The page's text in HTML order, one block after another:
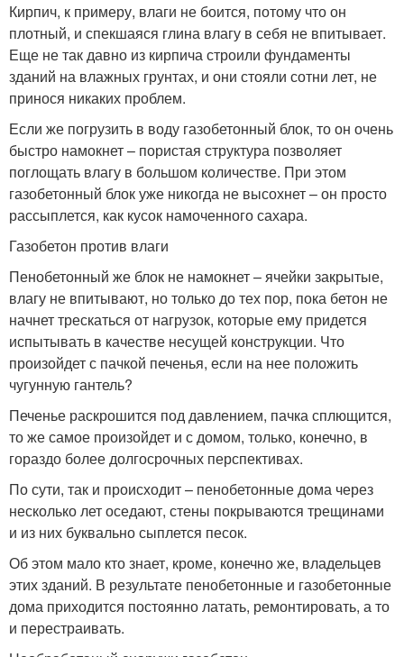
Кирпич, к примеру, влаги не боится, потому что он
плотный, и спекшаяся глина влагу в себя не впитывает.
Еще не так давно из кирпича строили фундаменты
зданий на влажных грунтах, и они стояли сотни лет, не
принося никаких проблем.
Если же погрузить в воду газобетонный блок, то он очень
быстро намокнет – пористая структура позволяет
поглощать влагу в большом количестве. При этом
газобетонный блок уже никогда не высохнет – он просто
рассыплется, как кусок намоченного сахара.
Газобетон против влаги
Пенобетонный же блок не намокнет – ячейки закрытые,
влагу не впитывают, но только до тех пор, пока бетон не
начнет трескаться от нагрузок, которые ему придется
испытывать в качестве несущей конструкции. Что
произойдет с пачкой печенья, если на нее положить
чугунную гантель?
Печенье раскрошится под давлением, пачка сплющится,
то же самое произойдет и с домом, только, конечно, в
гораздо более долгосрочных перспективах.
По сути, так и происходит – пенобетонные дома через
несколько лет оседают, стены покрываются трещинами
и из них буквально сыплется песок.
Об этом мало кто знает, кроме, конечно же, владельцев
этих зданий. В результате пенобетонные и газобетонные
дома приходится постоянно латать, ремонтировать, а то
и перестраивать.